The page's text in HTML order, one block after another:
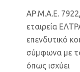
ΑΡ.Μ.Α.Ε.
εταιρεία
επενδυτικό
σύμφωνα με
όπως ισχύει